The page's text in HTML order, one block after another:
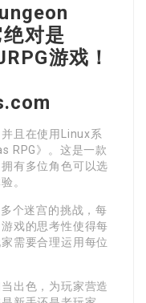
对是
游戏！
且在使用Linux系
RPG》。这是一款
有多位角色可以选
。
个迷宫的挑战，每
戏的思考性使得每
需要合理运用每位
出色，为玩家营造